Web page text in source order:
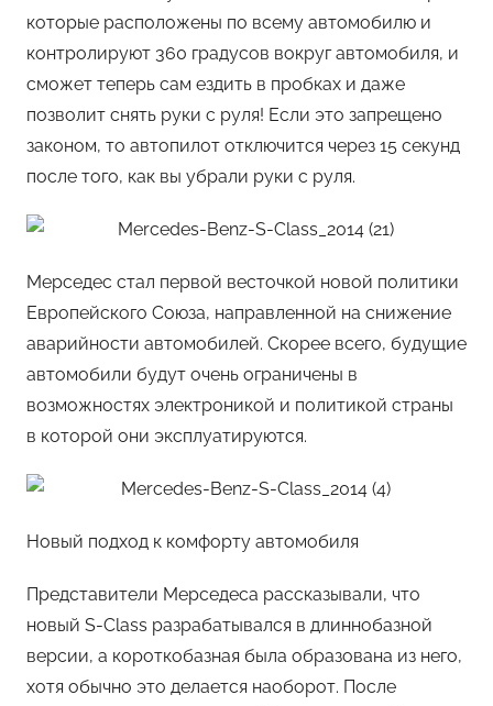
которые расположены по всему автомобилю и
контролируют 360 градусов вокруг автомобиля, и
сможет теперь сам ездить в пробках и даже
позволит снять руки с руля! Если это запрещено
законом, то автопилот отключится через 15 секунд
после того, как вы убрали руки с руля.
Мерседес стал первой весточкой новой политики
Европейского Союза, направленной на снижение
аварийности автомобилей. Скорее всего, будущие
автомобили будут очень ограничены в
возможностях электроникой и политикой страны
в которой они эксплуатируются.
Новый подход к комфорту автомобиля
Представители Мерседеса рассказывали, что
новый S-Class разрабатывался в длиннобазной
версии, а короткобазная была образована из него,
хотя обычно это делается наоборот. После